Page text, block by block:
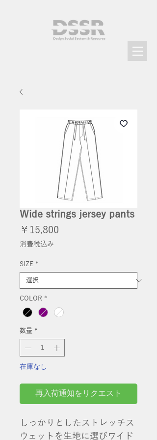
Wide strings jersey pants
￥15,800
消費税込み
SIZE *
COLOR *
数量 *
在庫なし
再入荷通知をリクエスト
しっかりとしたストレッチス
ウェットを生地に選びワイド